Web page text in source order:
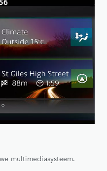
multimediasysteem.